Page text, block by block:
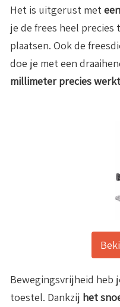
Het is uitgerust met
je de frees heel
plaatsen. Ook de
doe je met een
millimeter precies werkt
Bewegingsvrijheid heb
toestel. Dankzij het